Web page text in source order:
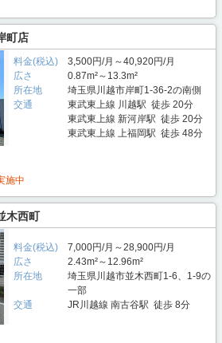
町店
料金(税込)
3,500円/月～40,920円/月
広さ
0.87m²～13.3m²
所在地
埼玉県川越市岸町1-36-2の南側
交通
東武東上線 川越駅 徒歩 20分
東武東上線 新河岸駅 徒歩 20分
東武東上線 上福岡駅 徒歩 48分
施中
木西町
料金(税込)
7,000円/月～28,900円/月
広さ
2.43m²～12.96m²
所在地
埼玉県川越市並木西町1-6、1-9の
一部
交通
JR川越線 南古谷駅 徒歩 8分